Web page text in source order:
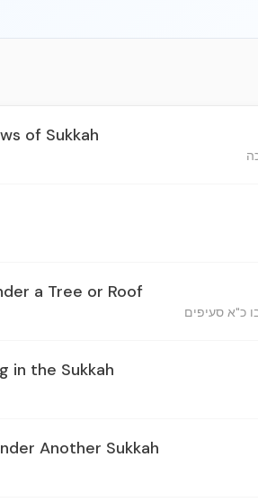
of Sukkah
a Tree or Roof
in the Sukkah
Another Sukkah